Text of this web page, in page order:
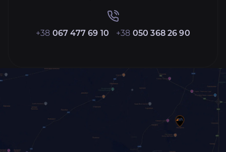
+38 067 477 69 10 +38 050 368 26 90